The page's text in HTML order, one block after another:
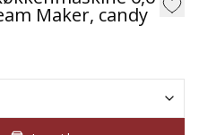
Maker, candy